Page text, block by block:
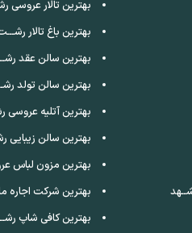
بهترین تالار عروسی
بهترین باغ تالار
بهترین سالن عقد
بهترین سالن تولد
بهترین آتلیه عروسی
بهترین سالن زیبایی
بهترین مزون لباس
بهترین شرکت اجاره
بهترین کافی شاپ